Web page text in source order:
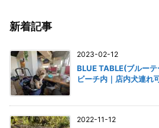
新着記事
2023-02-12
BLUE TABLE(ブルー
ビーチ内｜店内犬連れ
2022-11-12